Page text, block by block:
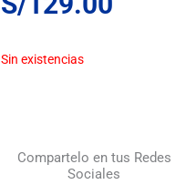
Sin existencias
Compartelo en tus Redes
Sociales